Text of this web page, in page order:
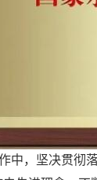
中，坚决贯彻